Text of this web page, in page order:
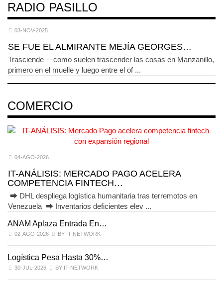
RADIO PASILLO
03-NOV-2025
SE FUE EL ALMIRANTE MEJÍA GEORGES…
Trasciende —como suelen trascender las cosas en Manzanillo,
primero en el muelle y luego entre el of ...
COMERCIO
04-AGO-2026
IT-ANÁLISIS: MERCADO PAGO ACELERA
COMPETENCIA FINTECH…
⮕ DHL despliega logística humanitaria tras terremotos en
Venezuela ⮕ Inventarios deficientes elev ...
ANAM Aplaza Entrada En…
02-AGO-2026 BY IT-NETWORK
Logística Pesa Hasta 30%…
30-JUL-2026 BY IT-NETWORK